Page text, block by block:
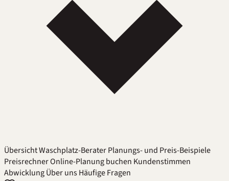
ÜbersichtWaschplatz-BeraterPlanungs- und Preis-Beispiele
PreisrechnerOnline-Planung buchen Kundenstimmen
AbwicklungÜber unsHäufige Fragen